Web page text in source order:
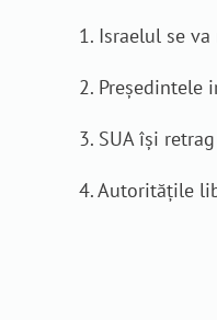
1. Israelul se
2. Președintele
3. SUA își
4. Autoritățile